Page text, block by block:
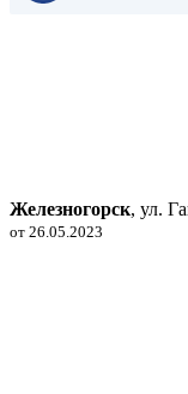
Железногорск, ул.
от 26.05.2023